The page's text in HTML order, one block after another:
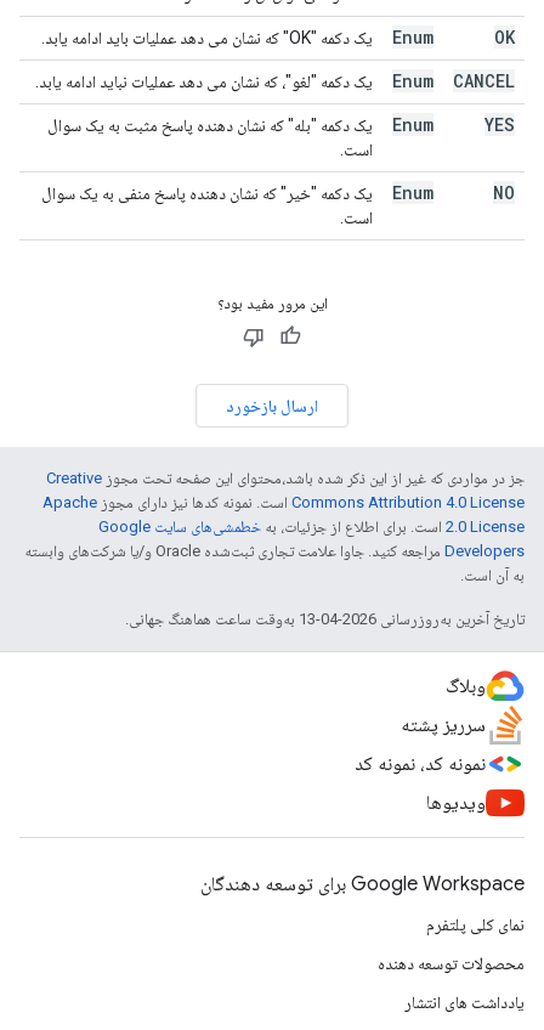
OK
Enum یک دکمه "OK" که نشان می دهد عملیات باید ادامه یابد.
CANCEL
Enum یک دکمه "لغو"، که نشان می دهد عملیات نباید ادامه یابد.
YES
Enum
یک دکمه "بله" که نشان دهنده پاسخ مثبت به یک سوال
است.
NO
Enum
یک دکمه "خیر" که نشان دهنده پاسخ منفی به یک سوال
است.
این مرور مفید بود؟
ارسال بازخورد
جز در مواردی که غیر از این ذکر شده باشد،‌محتوای این صفحه تحت مجوز Creative
Commons Attribution 4.0 License است. نمونه کدها نیز دارای مجوز Apache
2.0 License است. برای اطلاع از جزئیات، به
خطمشی‌های سایت Google
Developers‏
مراجعه کنید. جاوا علامت تجاری ثبت‌شده Oracle و/یا شرکت‌های وابسته
به آن است.
تاریخ آخرین به‌روزرسانی 2026-04-13 به‌وقت ساعت هماهنگ جهانی.
وبلاگ
سرریز پشته
نمونه کد، نمونه کد
ویدیوها
Google Workspace برای توسعه دهندگان
نمای کلی پلتفرم
محصولات توسعه دهنده
یادداشت های انتشار